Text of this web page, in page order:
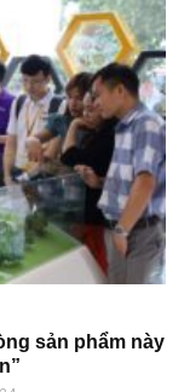
sản phẩm này